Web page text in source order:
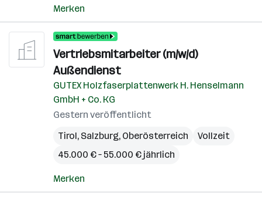
Merken
Vertriebsmitarbeiter (m/w/d)
Außendienst
GUTEX Holzfaserplattenwerk H. Henselmann
GmbH + Co. KG
Gestern veröffentlicht
Tirol, Salzburg, Oberösterreich
Vollzeit
45.000 € – 55.000 € jährlich
Merken